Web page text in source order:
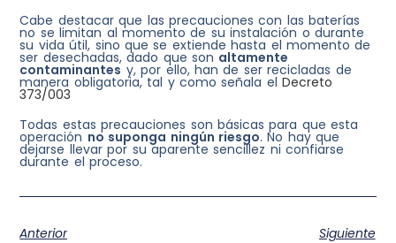
Cabe destacar que las precauciones con las baterías
no se limitan al momento de su instalación o durante
su vida útil, sino que se extiende hasta el momento de
ser desechadas, dado que son altamente
contaminantes y, por ello, han de ser recicladas de
manera obligatoria, tal y como señala elDecreto
373/003
Todas estas precauciones son básicas para que esta
operación no suponga ningún riesgo. No hay que
dejarse llevar por su aparente sencillez ni confiarse
durante el proceso.
Anterior
Siguiente